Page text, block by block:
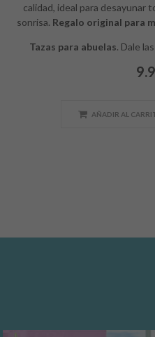
calidad, ideal para desayunar
sonrisa. Regalo original para
Tazas para abuelas. Dale
AÑADIR AL